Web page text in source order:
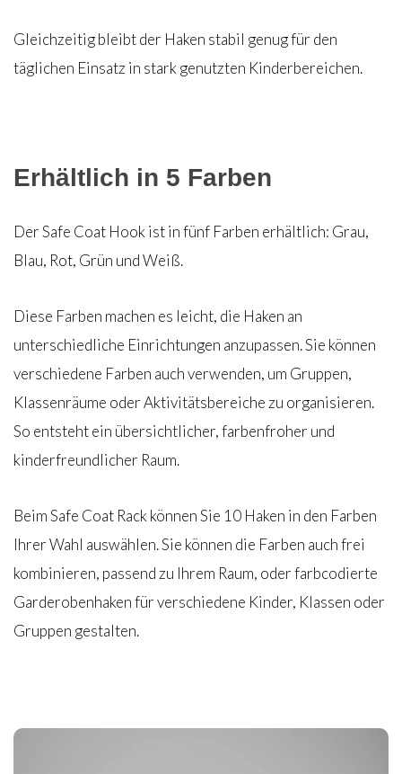
Gleichzeitig bleibt der Haken stabil genug für den
täglichen Einsatz in stark genutzten Kinderbereichen.
Erhältlich in 5 Farben
Der Safe Coat Hook ist in fünf Farben erhältlich: Grau,
Blau, Rot, Grün und Weiß.
Diese Farben machen es leicht, die Haken an
unterschiedliche Einrichtungen anzupassen. Sie können
verschiedene Farben auch verwenden, um Gruppen,
Klassenräume oder Aktivitätsbereiche zu organisieren.
So entsteht ein übersichtlicher, farbenfroher und
kinderfreundlicher Raum.
Beim Safe Coat Rack können Sie 10 Haken in den Farben
Ihrer Wahl auswählen. Sie können die Farben auch frei
kombinieren, passend zu Ihrem Raum, oder farbcodierte
Garderobenhaken für verschiedene Kinder, Klassen oder
Gruppen gestalten.